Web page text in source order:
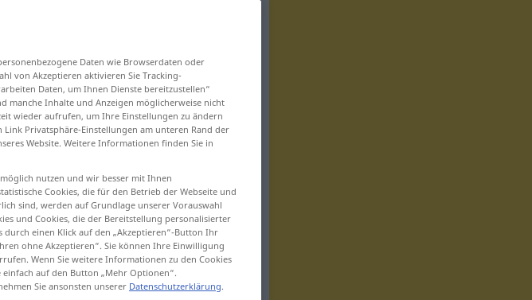
Daten wie Browserdaten oder
von Akzeptieren aktivieren Sie Tracking-
Daten, um Ihnen Dienste bereitzustellen“
manche Inhalte und Anzeigen möglicherweise nicht
wieder aufrufen, um Ihre Einstellungen zu ändern
Privatsphäre-Einstellungen am unteren Rand der
Website. Weitere Informationen finden Sie in
nutzen und wir besser mit Ihnen
Cookies, die für den Betrieb der Webseite und
sind, werden auf Grundlage unserer Vorauswahl
und Cookies, die der Bereitstellung personalisierter
einen Klick auf den „Akzeptieren“-Button Ihr
ohne Akzeptieren“. Sie können Ihre Einwilligung
Wenn Sie weitere Informationen zu den Cookies
auf den Button „Mehr Optionen“.
Sie ansonsten unserer Datenschutzerklärung.